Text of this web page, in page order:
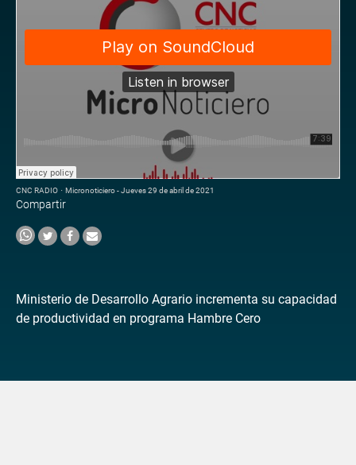
CNC RADIO · Micronoticiero - Jueves 29 de abril de 2021
Compartir
Ministerio de Desarrollo Agrario incrementa su capacidad
de productividad en programa Hambre Cero